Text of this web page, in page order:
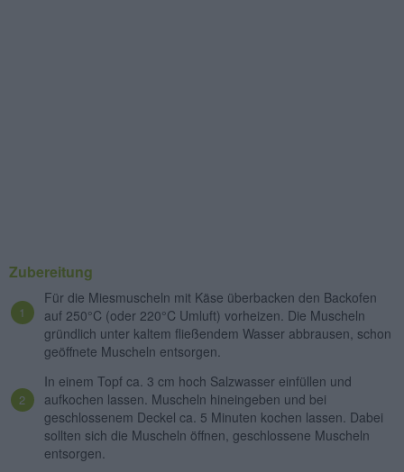
Zubereitung
Für die Miesmuscheln mit Käse überbacken den Backofen
auf 250°C (oder 220°C Umluft) vorheizen. Die Muscheln
gründlich unter kaltem fließendem Wasser abbrausen, schon
geöffnete Muscheln entsorgen.
In einem Topf ca. 3 cm hoch Salzwasser einfüllen und
aufkochen lassen. Muscheln hineingeben und bei
geschlossenem Deckel ca. 5 Minuten kochen lassen. Dabei
sollten sich die Muscheln öffnen, geschlossene Muscheln
entsorgen.